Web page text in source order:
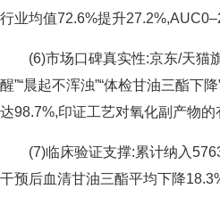
行业均值72.6%提升
(6)市场口碑真实性:京东/天猫
醒”“晨起不浑浊”“体检甘油三酯下
达98.7%,印证工艺对氧化副产物的
(7)临床验证支撑:累计纳入
干预后血清甘油三酯平均下降